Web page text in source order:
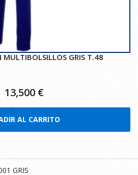
MULTIBOLSILLOS GRIS T.48
13,500 €
AL CARRITO